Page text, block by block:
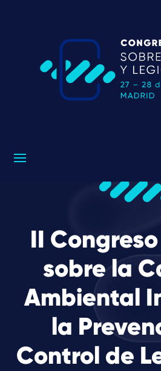
II
sobre la
Ambiental
la
Control de